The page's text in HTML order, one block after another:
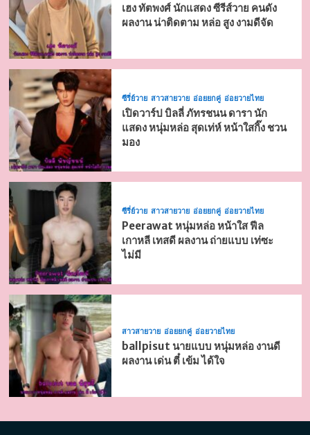
เฮง ทัตพงศ์ นักแสดง ซีรีส์วาย คนดัง
ผลงาน น่าติดตาม หล่อ สูง งามดีจัด
ซีรี่ย์วาย สาวสายวาย อ่อยยกคู่ อ่อยวายไทย
เปิดวาร์ป บิลลี่ ภัทรชนน ดารา นัก
แสดง หนุ่มหล่อ สุดเท่ห์ หน้าใสกิ๊ง ชวน
มอง
ซีรี่ย์วาย สาวสายวาย อ่อยยกคู่ อ่อยวายไทย
Peerawat หนุ่มหล่อ หน้าใส ฟีล
เกาหลี เทสดี ผลงาน ถ่ายแบบ เท่ซะ
ไม่มี
สาวสายวาย อ่อยยกคู่ อ่อยวายไทย
ballpisut นายแบบ หนุ่มหล่อ งานดี
ผลงาน เด่น ตี๋ เข้ม ได้ใจ